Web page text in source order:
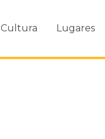
Cultura Lugares